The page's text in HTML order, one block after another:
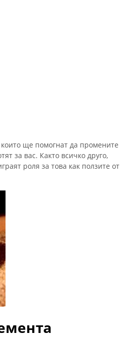
ще помогнат да промените
за вас. Както всичко друго,
роля за това как ползите от